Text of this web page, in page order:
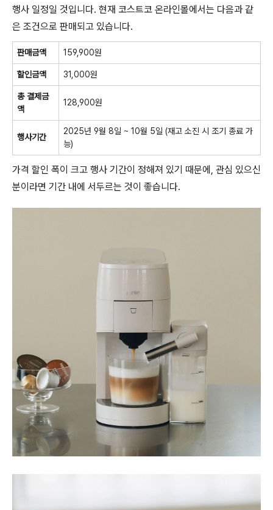
행사 일정일 것입니다. 현재 코스트코 온라인몰에서는 다음과 같
은 조건으로 판매되고 있습니다.
판매금액 159,900원
할인금액 31,000원
총 결제금
액
128,900원
행사기간
2025년 9월 8일 ~ 10월 5일 (재고 소진 시 조기 종료 가
능)
가격 할인 폭이 크고 행사 기간이 정해져 있기 때문에, 관심 있으신
분이라면 기간 내에 서두르는 것이 좋습니다.